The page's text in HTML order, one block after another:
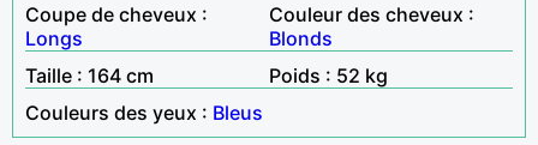
Coupe de cheveux :
Longs
Couleur des cheveux :
Blonds
Taille : 164 cm
Poids : 52 kg
Couleurs des yeux : Bleus